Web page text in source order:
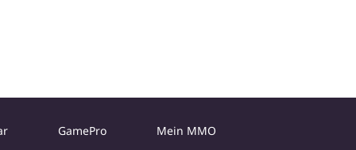
GamePro Mein MMO